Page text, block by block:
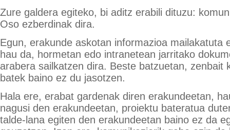
Zure galdera egiteko, bi aditz erabili dituzu:
Oso ezberdinak dira.
Egun, erakunde askotan informazioa mailakatuta
hau da, hormetan edo intranetean jarritako
arabera sailkatzen dira. Beste batzuetan, zenbait
batek baino ez du jasotzen.
Hala ere, erabat gardenak diren erakundeetan,
nagusi den erakundeetan, proiektu bateratua
talde-lana egiten den erakundeetan baino ez da